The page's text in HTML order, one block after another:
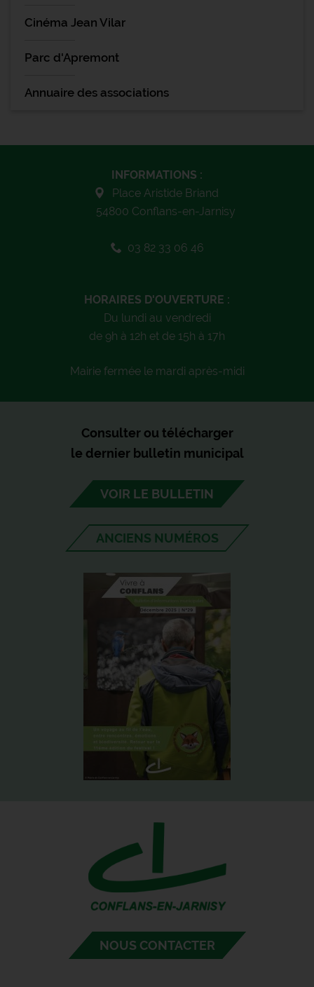
Cinéma Jean Vilar
Parc d'Apremont
Annuaire des associations
INFORMATIONS :
Place Aristide Briand
54800 Conflans-en-Jarnisy
03 82 33 06 46
HORAIRES D'OUVERTURE :
Du lundi au vendredi
de 9h à 12h et de 15h à 17h
Mairie fermée le mardi après-midi
Consulter ou télécharger
le dernier bulletin municipal
VOIR LE BULLETIN
ANCIENS NUMÉROS
NOUS CONTACTER